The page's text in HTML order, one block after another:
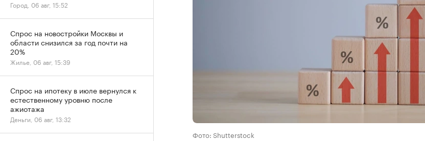
Фото: Shutterstock
Город, 06 авг, 15:52
Спрос на новостройки Москвы и
области снизился за год почти на
20%
Жилье, 06 авг, 15:39
Спрос на ипотеку в июле вернулся к
естественному уровню после
ажиотажа
Деньги, 06 авг, 13:32